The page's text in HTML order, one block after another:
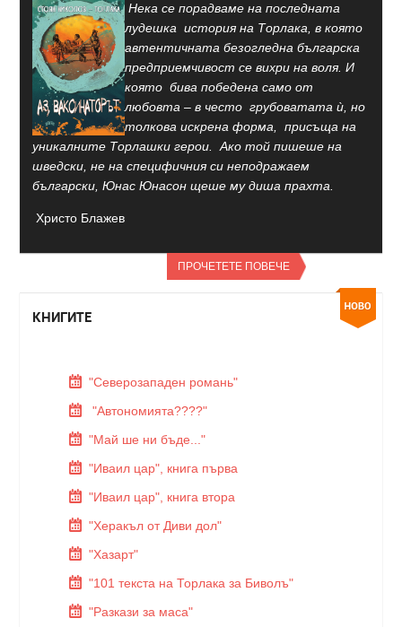
Нека се порадваме на последната
лудешка история на Торлака, в която
автентичната безогледна българска
предприемчивост се вихри на воля. И
която бива победена само от
любовта – в често грубоватата ѝ, но
толкова искрена форма, присъща на
уникалните Торлашки герои. Ако той пишеше на
шведски, не на специфичния си неподражаем
български, Юнас Юнасон щеше му диша прахта.
Христо Блажев
ПРОЧЕТЕТЕ ПОВЕЧЕ
КНИГИТЕ
"Северозападен романь"
"Автономията????"
"Май ше ни бъде..."
"Иваил цар", книга първа
"Иваил цар", книга втора
"Херакъл от Диви дол"
"Хазарт"
"101 текста на Торлака за Биволъ"
"Разкази за маса"